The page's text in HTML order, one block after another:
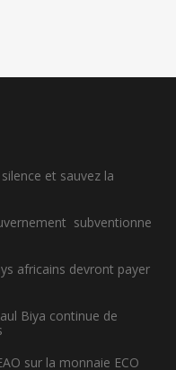
et sauvez la
subventionne
africains devront payer
Biya continue de
sur la monnaie ECO